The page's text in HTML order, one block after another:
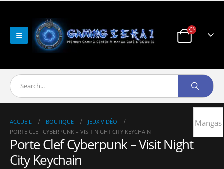
ACCUEIL BOUTIQUE
JEUX VIDÉO
PORTE CLEF CYBERPUNK – VISIT NIGHT CITY KEYCHAIN
Porte Clef Cyberpunk – Visit Night
City Keychain
Mangas